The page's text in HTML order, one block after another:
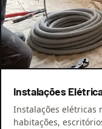
Instalações
Instalações elétricas
habitações,